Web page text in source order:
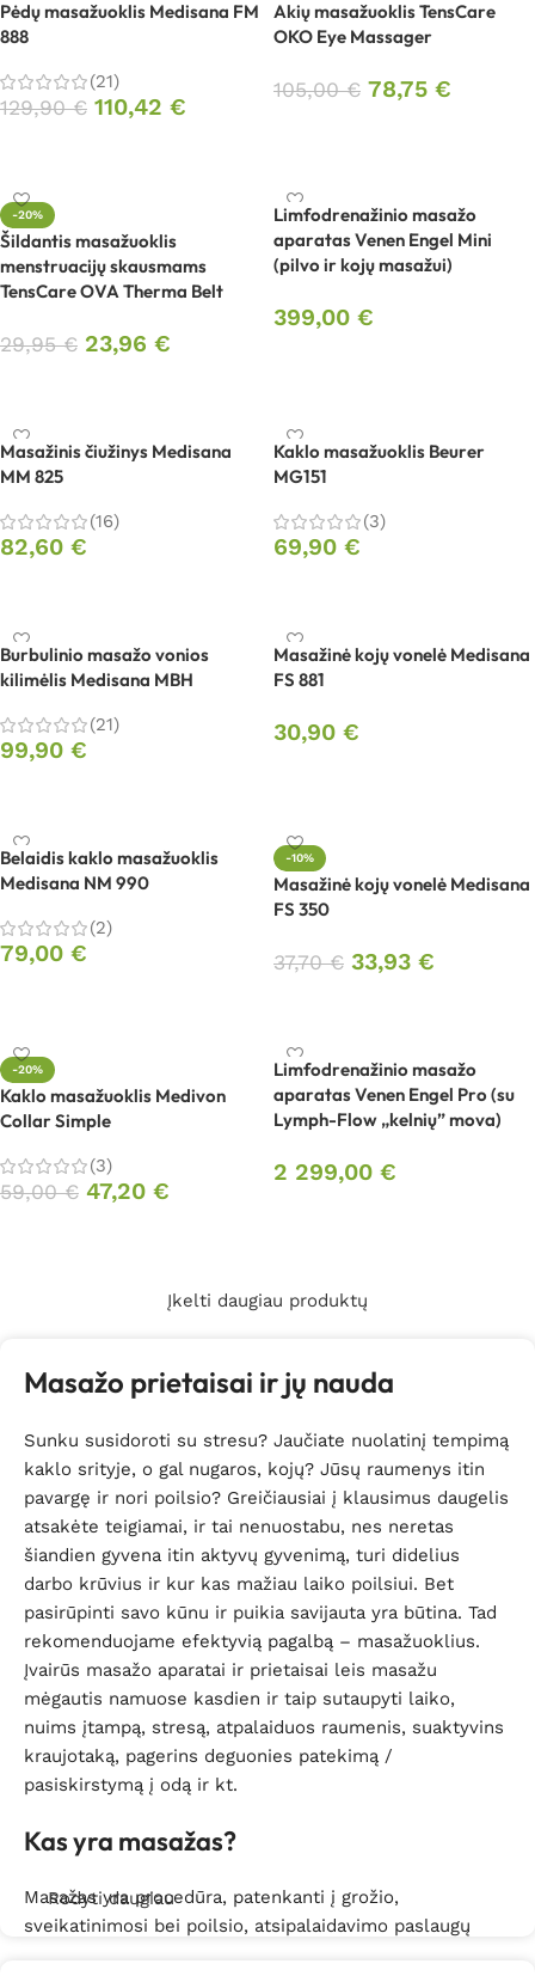
Pėdų masažuoklis Medisana FM
888
(21)
129,90€ 110,42 €
Akių masažuoklis TensCare
OKO Eye Massager
105,00€ 78,75 €
-20%
Šildantis masažuoklis
menstruacijų skausmams
TensCare OVA Therma Belt
29,95€ 23,96 €
Limfodrenažinio masažo
aparatas Venen Engel Mini
(pilvo ir kojų masažui)
399,00 €
Masažinis čiužinys Medisana
MM 825
(16)
82,60 €
Kaklo masažuoklis Beurer
MG151
(3)
69,90 €
Burbulinio masažo vonios
kilimėlis Medisana MBH
(21)
99,90 €
Masažinė kojų vonelė Medisana
FS 881
30,90 €
Belaidis kaklo masažuoklis
Medisana NM 990
(2)
79,00 €
-10%
Masažinė kojų vonelė Medisana
FS 350
37,70€ 33,93 €
-20%
Kaklo masažuoklis Medivon
Collar Simple
(3)
59,00€ 47,20 €
Limfodrenažinio masažo
aparatas Venen Engel Pro (su
Lymph-Flow „kelnių” mova)
2 299,00 €
Įkelti daugiau produktų
Masažo prietaisai ir jų nauda
Sunku susidoroti su stresu? Jaučiate nuolatinį tempimą
kaklo srityje, o gal nugaros, kojų? Jūsų raumenys itin
pavargę ir nori poilsio? Greičiausiai į klausimus daugelis
atsakėte teigiamai, ir tai nenuostabu, nes neretas
šiandien gyvena itin aktyvų gyvenimą, turi didelius
darbo krūvius ir kur kas mažiau laiko poilsiui. Bet
pasirūpinti savo kūnu ir puikia savijauta yra būtina. Tad
rekomenduojame efektyvią pagalbą – masažuoklius.
Įvairūs masažo aparatai ir prietaisai leis masažu
mėgautis namuose kasdien ir taip sutaupyti laiko,
nuims įtampą, stresą, atpalaiduos raumenis, suaktyvins
kraujotaką, pagerins deguonies patekimą /
pasiskirstymą į odą ir kt.
Kas yra masažas?
Masažas yra procedūra, patenkanti į grožio,
sveikatinimosi bei poilsio, atsipalaidavimo paslaugų
Rodyti daugiau